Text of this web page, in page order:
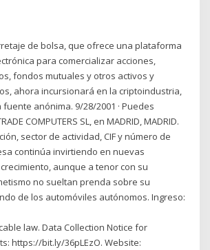
de bolsa, que ofrece una plataforma
para comercializar acciones,
fondos mutuales y otros activos y
ahora incursionará en la criptoindustria,
anónima. 9/28/2001 · Puedes
COMPUTERS SL, en MADRID, MADRID.
sector de actividad, CIF y número de
continúa invirtiendo en nuevas
aunque a tenor con su
no sueltan prenda sobre su
de los automóviles autónomos. Ingreso:
law. Data Collection Notice for
https://bit.ly/36pLEzO. Website: